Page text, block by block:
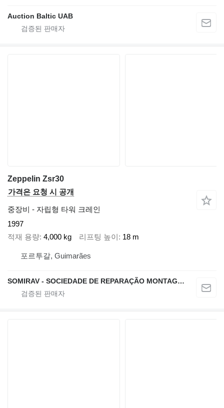
Auction Baltic UAB
Zeppelin Zsr30
가격은 요청 시 공개
중장비 - 자립형 타워 크레인
1997
적재 용량 4,000 kg 리프팅 높이 18 m
포르투갈, Guimarães
SOMIRAV - SOCIEDADE DE REPARAÇÃO MONTAGEM E ALUGUER DE MÁQUINAS, S.A.